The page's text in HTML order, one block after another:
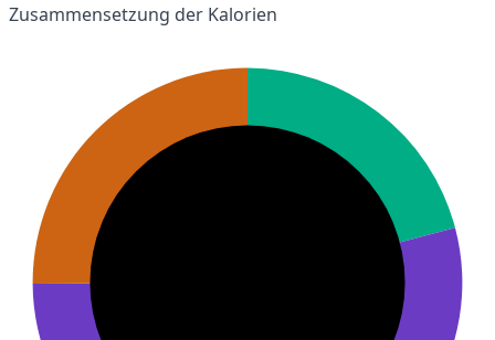
Zusammensetzung der Kalorien